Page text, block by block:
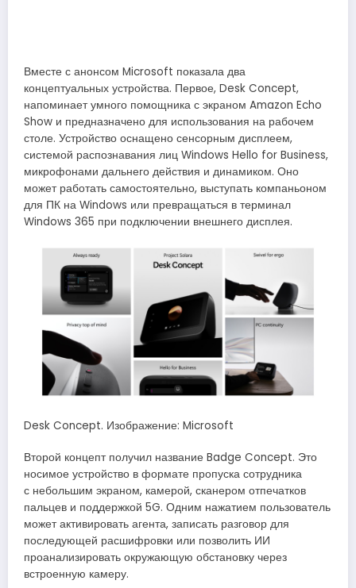
Вместе с анонсом Microsoft показала два
концептуальных устройства. Первое, Desk Concept,
напоминает умного помощника с экраном Amazon Echo
Show и предназначено для использования на рабочем
столе. Устройство оснащено сенсорным дисплеем,
системой распознавания лиц Windows Hello for Business,
микрофонами дальнего действия и динамиком. Оно
может работать самостоятельно, выступать компаньоном
для ПК на Windows или превращаться в терминал
Windows 365 при подключении внешнего дисплея.
Desk Concept. Изображение: Microsoft
Второй концепт получил название Badge Concept. Это
носимое устройство в формате пропуска сотрудника
с небольшим экраном, камерой, сканером отпечатков
пальцев и поддержкой 5G. Одним нажатием пользователь
может активировать агента, записать разговор для
последующей расшифровки или позволить ИИ
проанализировать окружающую обстановку через
встроенную камеру.